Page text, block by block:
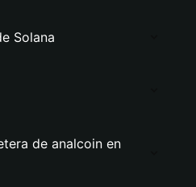
Solana
de analcoin en